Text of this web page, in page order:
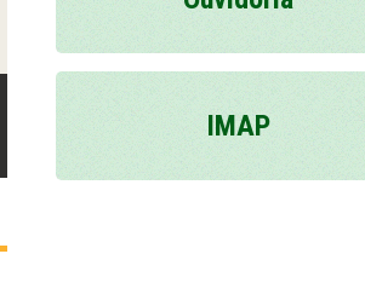
SCFV abre inscrições para
Poço de José de Moura
IMAP